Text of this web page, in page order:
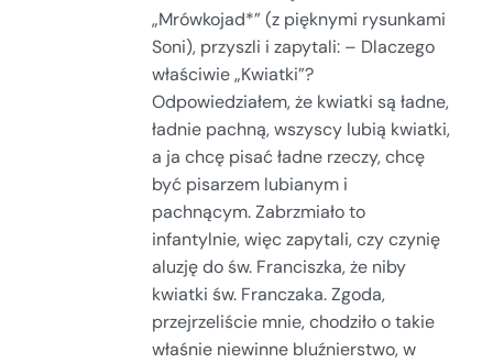
„Mrówkojad*” (z pięknymi rysunkami
Soni), przyszli i zapytali: – Dlaczego
właściwie „Kwiatki”?
Odpowiedziałem, że kwiatki są ładne,
ładnie pachną, wszyscy lubią kwiatki,
a ja chcę pisać ładne rzeczy, chcę
być pisarzem lubianym i
pachnącym. Zabrzmiało to
infantylnie, więc zapytali, czy czynię
aluzję do św. Franciszka, że niby
kwiatki św. Franczaka. Zgoda,
przejrzeliście mnie, chodziło o takie
właśnie niewinne bluźnierstwo, w